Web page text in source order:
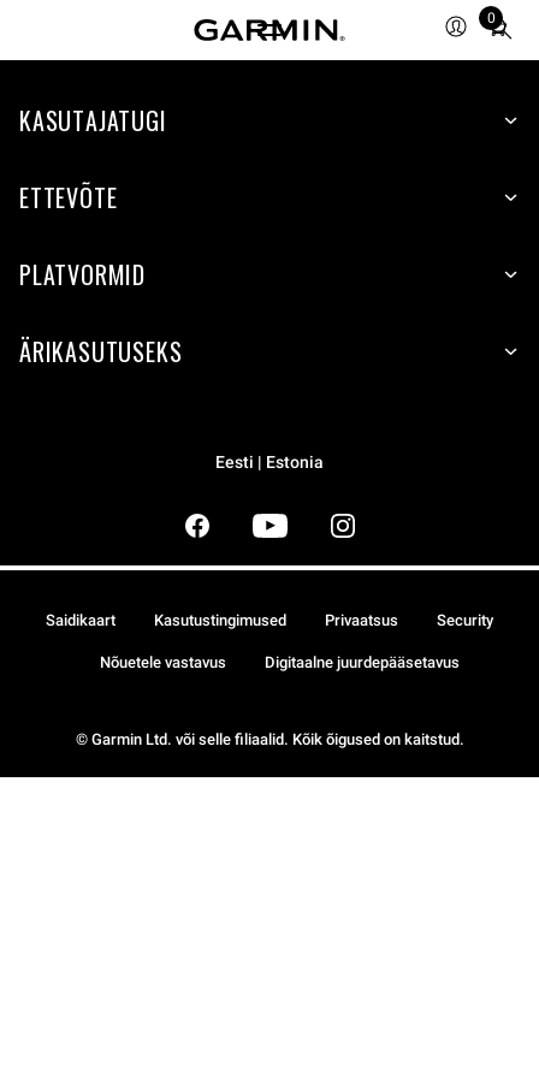
0
Total
items
cart:
KASUTAJATUGI
ETTEVÕTE
PLATVORMID
ÄRIKASUTUSEKS
Eesti | Estonia
© Garmin Ltd. või selle filiaalid. Kõik õigused on kaitstud.
Saidikaart Kasutustingimused Privaatsus Security
Nõuetele vastavus Digitaalne juurdepääsetavus